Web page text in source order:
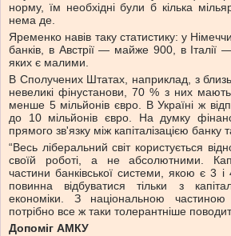
норму, їм необхідні були б кілька
нема де.
Яременко навів таку статистику: у
банків, в Австрії — майже 900, в
яких є малими.
В Сполучених Штатах, наприклад, з
невеликі фінустанови, 70 % з них мають
менше 5 мільйонів євро. В Україні ж
до 10 мільйонів євро. На думку
прямого зв'язку між капіталізацією банку
“Весь ліберальний світ користується
своїй роботі, а не абсолютними.
частини банківської системи, якою є 3
повинна відбуватися тільки з
економіки. З національною частиною
потрібно все ж таки толерантніше
Допоміг АМКУ